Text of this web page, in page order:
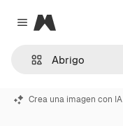
Close menu
Magnific
Crea una imagen con IA